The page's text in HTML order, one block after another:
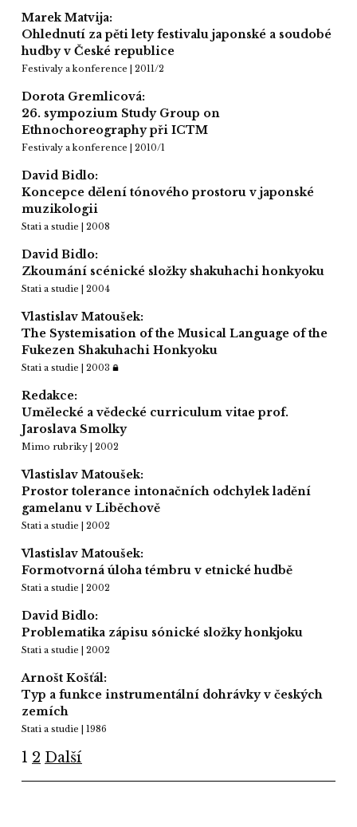
Marek Matvija:
Ohlednutí za pěti lety festivalu japonské a soudobé
hudby v České republice
Festivaly a konference | 2011/2
Dorota Gremlicová:
26. sympozium Study Group on
Ethnochoreography při ICTM
Festivaly a konference | 2010/1
David Bidlo:
Koncepce dělení tónového prostoru v japonské
muzikologii
Stati a studie | 2008
David Bidlo:
Zkoumání scénické složky shakuhachi honkyoku
Stati a studie | 2004
Vlastislav Matoušek:
The Systemisation of the Musical Language of the
Fukezen Shakuhachi Honkyoku
Stati a studie | 2003
Redakce:
Umělecké a vědecké curriculum vitae prof.
Jaroslava Smolky
Mimo rubriky | 2002
Vlastislav Matoušek:
Prostor tolerance intonačních odchylek ladění
gamelanu v Liběchově
Stati a studie | 2002
Vlastislav Matoušek:
Formotvorná úloha témbru v etnické hudbě
Stati a studie | 2002
David Bidlo:
Problematika zápisu sónické složky honkjoku
Stati a studie | 2002
Arnošt Košťál:
Typ a funkce instrumentální dohrávky v českých
zemích
Stati a studie | 1986
1 2 Další